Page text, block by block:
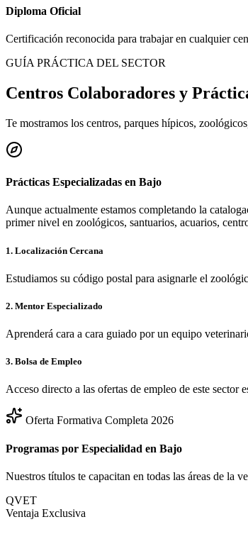
Diploma Oficial
Certificación reconocida para trabajar en cualquier
GUÍA PRÁCTICA DEL SECTOR
Centros Colaboradores y
Te mostramos los centros, parques hípicos,
Prácticas Especializadas en Bajo
Aunque actualmente estamos completando la
primer nivel en zoológicos, santuarios, acuarios,
1. Localización Cercana
Estudiamos su código postal para asignarle el
2. Mentor Especializado
Aprenderá cara a cara guiado por un equipo
3. Bolsa de Empleo
Acceso directo a las ofertas de empleo de este sector
Oferta Formativa Completa 2026
Programas por Especialidad en Bajo
Nuestros títulos te capacitan en todas las áreas de la
QVET
Ventaja Exclusiva